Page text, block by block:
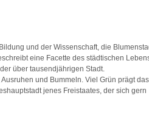
und der Wissenschaft, die
eine Facette des städtischen
über tausendjährigen Stadt.
und Bummeln. Viel Grün prägt das
jenes Freistaates, der sich gern